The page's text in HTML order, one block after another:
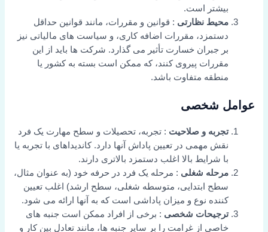
بیشتر است.
محیط نظارتی : قوانین و مقررات، مانند قوانین حداقل
دستمزد، مقررات اضافه کاری، و سیاست های مالیاتی نیز
بر جبران خسارت تأثیر می گذارد. شرکت ها باید از این
مقررات پیروی کنند، که ممکن است بسته به کشور یا
منطقه متفاوت باشد.
عوامل شخصی
تجربه و صلاحیت : تجربه، تحصیلات و سطح مهارت یک فرد
نقش مهمی در تعیین پاداش آنها دارد. کاندیداهای با تجربه یا
با شرایط بالا اغلب دستمزد بالاتری دارند.
مرحله شغلی : مرحله یک فرد در حرفه خود (به عنوان مثال،
سطح ابتدایی، متوسطه شغلی، سطح ارشد) اغلب تعیین
کننده نوع و میزان پاداشی است که به آنها ارائه می شود.
ترجیحات شخصی : برخی از افراد ممکن است جنبه های
خاصی از غرامت را بر سایر جنبه ها، مانند تعادل بین کار و